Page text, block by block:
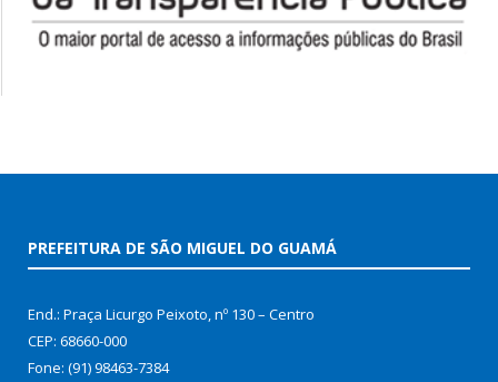
PREFEITURA DE SÃO MIGUEL DO GUAMÁ
End.: Praça Licurgo Peixoto, nº 130 – Centro
CEP: 68660-000
Fone: (91) 98463-7384